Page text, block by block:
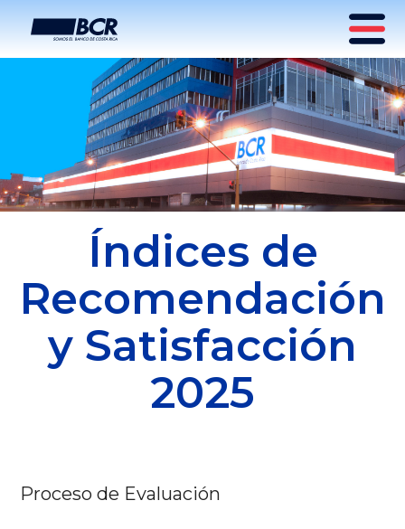
Índices de
Recomendación
y Satisfacción
2025
Proceso de Evaluación